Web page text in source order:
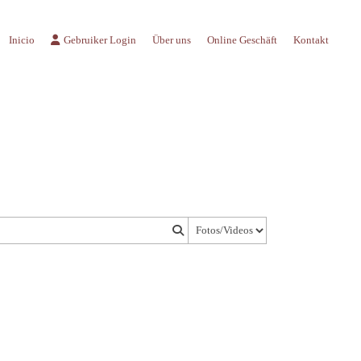
Inicio Gebruiker Login Über uns Online Geschäft Kontakt